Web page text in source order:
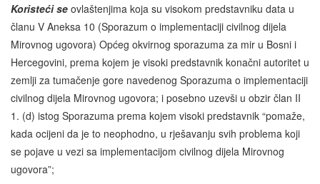
Koristeći se ovlaštenjima koja su visokom predstavniku data u
članu V Aneksa 10 (Sporazum o implementaciji civilnog dijela
Mirovnog ugovora) Općeg okvirnog sporazuma za mir u Bosni i
Hercegovini, prema kojem je visoki predstavnik konačni autoritet u
zemlji za tumačenje gore navedenog Sporazuma o implementaciji
civilnog dijela Mirovnog ugovora; i posebno uzevši u obzir član II
1. (d) istog Sporazuma prema kojem visoki predstavnik “pomaže,
kada ocijeni da je to neophodno, u rješavanju svih problema koji
se pojave u vezi sa implementacijom civilnog dijela Mirovnog
ugovora”;